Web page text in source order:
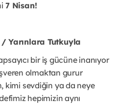
7 Nisan!
Yarınlara Tutkuyla
bir iş gücüne inanıyor
olmaktan gurur
kimi sevdiğin ya da neye
hepimizin aynı